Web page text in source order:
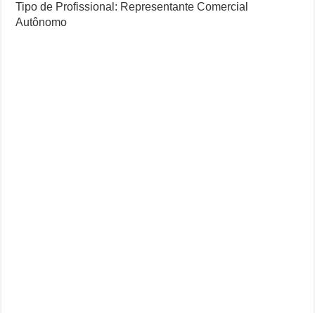
Tipo de Profissional: Representante Comercial
Autônomo